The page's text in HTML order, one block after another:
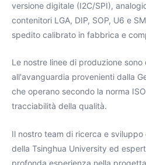
versione digitale (I2C/SPI),
contenitori LGA, DIP, SOP, U6 e
spedito calibrato in fabbrica e
Le nostre linee di produzione
all'avanguardia provenienti dalla
che operano secondo la norma
tracciabilità della qualità.
Il nostro team di ricerca e
della Tsinghua University ed
profonda esperienza nella